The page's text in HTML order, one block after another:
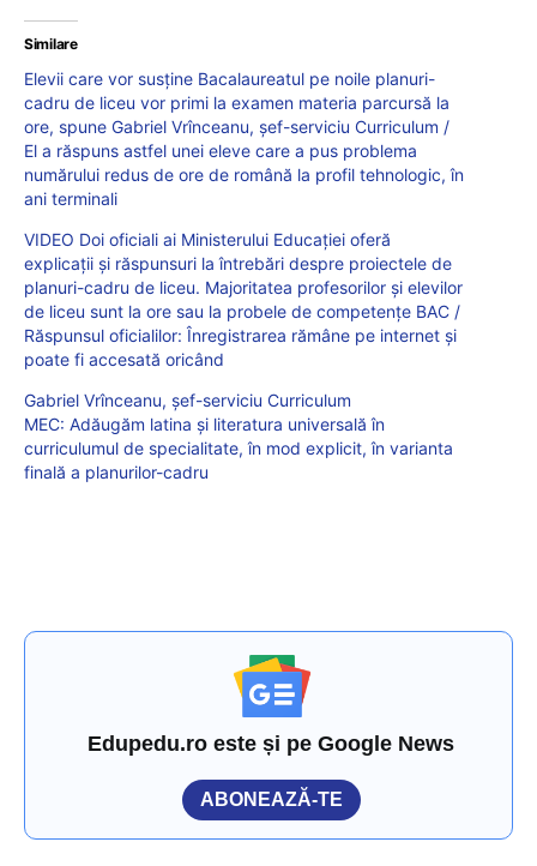
Similare
Elevii care vor susține Bacalaureatul pe noile planuri-
cadru de liceu vor primi la examen materia parcursă la
ore, spune Gabriel Vrînceanu, șef-serviciu Curriculum /
El a răspuns astfel unei eleve care a pus problema
numărului redus de ore de română la profil tehnologic, în
ani terminali
VIDEO Doi oficiali ai Ministerului Educației oferă
explicații și răspunsuri la întrebări despre proiectele de
planuri-cadru de liceu. Majoritatea profesorilor și elevilor
de liceu sunt la ore sau la probele de competențe BAC /
Răspunsul oficialilor: Înregistrarea rămâne pe internet și
poate fi accesată oricând
Gabriel Vrînceanu, șef-serviciu Curriculum
MEC: Adăugăm latina și literatura universală în
curriculumul de specialitate, în mod explicit, în varianta
finală a planurilor-cadru
Edupedu.ro este și pe Google News
ABONEAZĂ-TE